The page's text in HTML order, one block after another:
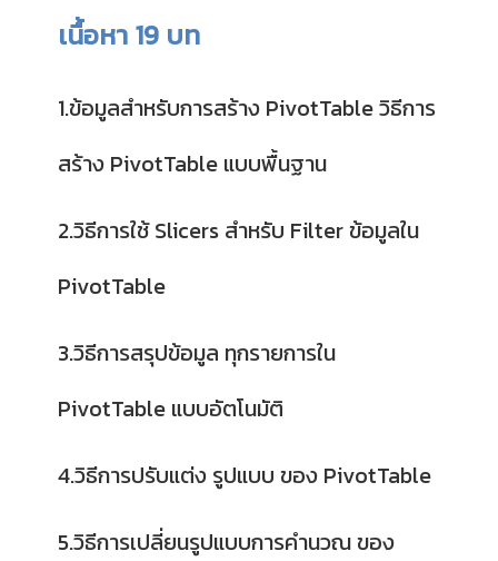
เนื้อหา 19 บท
1.ข้อมูลสำหรับการสร้าง PivotTable วิธีการ
สร้าง PivotTable แบบพื้นฐาน
2.วิธีการใช้ Slicers สำหรับ Filter ข้อมูลใน
PivotTable
3.วิธีการสรุปข้อมูล ทุกรายการใน
PivotTable แบบอัตโนมัติ
4.วิธีการปรับแต่ง รูปแบบ ของ PivotTable
5.วิธีการเปลี่ยนรูปแบบการคำนวณ ของ